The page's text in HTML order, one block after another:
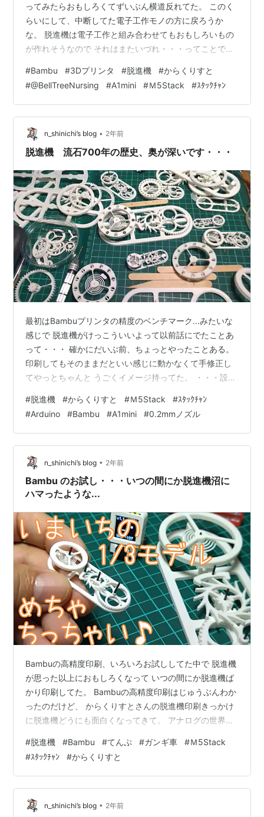
ってみたらおもしろくてずいぶん横道反れてた。 このく
らいにして、中断してた電子工作モノの方に戻ろうか
な。 脱進機は電子工作と組み合わせてもおもしろいもの
が作れそうなので それはまたいづれ・・・ってことで。
#Bambu プリンタ精度お試しのつもりが、
@BellTreeNursingからくりすとさんの #脱進機 がおもし
ろすぎる... 鉄球で周期の変わる実験！ ちびスタックちゃ
んも一緒に楽しんでるし♪電子工作の方、再開したいのだ
けど...#Ｍ5Stack #ｽﾀｯｸﾁｬﾝ #３Dプリンタ p…
#Bambu #3Dプリンタ #脱進機 #からくりすと
#@BellTreeNursing #A1mini #Ｍ5Stack #ｽﾀｯｸﾁｬﾝ
n_shinichi’s blog • 2年前
脱進機 流石700年の歴史、奥が深いです・・・
最初はBambuプリンタの精度のベンチマーク...みたいな
感じで 脱進機がけっこういいよって以前話にでたことあ
って・・・ 確かにだいぶ前、ちょっとやったことある。
印刷してもそのままだといい感じに動かなくて手修正し
てやっとちゃんと うごくイメージ持ってた。 ・・・設計
なんだったからあまり興味も持たないままだった。 いろ
いろ 試しだすと面白くなってきてる。 きっかけは から
くりすとさんの脱進機 こちらがBambuで、Φ0.2mmノズ
ルで印刷して評判のいいモノ 100万視聴越え！ でもって
からくりすとさんはモデルデータ販売とかしてらっしゃ
るけどこ…
#脱進機 #からくりすと #Ｍ5Stack #ｽﾀｯｸﾁｬﾝ
#Arduino #Bambu #A1mini #0.2mmノズル
n_shinichi’s blog • 2年前
Bambu のお試し・・・いつの間にか脱進機沼に
ハマったような...
Bambuの高精度印刷、いろいろお試ししてた中で 脱進機
が思った以上におもしろくなって いつの間にか脱進機ば
かり印刷してた。 Bambuの高精度印刷はじゅうぶんわか
ったのだけど、 からくりすとさんの脱進機印刷きっかけ
に脱進機どうにも面白くなってきて。 アナログの世界も
ナルの1/3モデルはやりすぎだった。 ちょっと精度に問題
が出てきていまいちいい感じに動かない からくりすとさ
ん@BellTreeNursing 脱進機無料モデル 1/3モデルに挑戦
♪ その5できた♪、ちっちゃい！ やっぱし、はずみ車が軽
すぎ、錘いるかな...ひげゼンマイも、 ほ…
#脱進機 #Bambu #てんぷ #ガンギ車 #Ｍ5Stack
#ｽﾀｯｸﾁｬﾝ #からくりすと
n_shinichi’s blog • 2年前